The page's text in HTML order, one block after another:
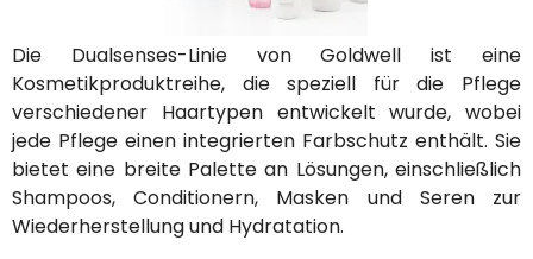
Die Dualsenses-Linie von Goldwell ist eine
Kosmetikproduktreihe, die speziell für die Pflege
verschiedener Haartypen entwickelt wurde, wobei
jede Pflege einen integrierten Farbschutz enthält. Sie
bietet eine breite Palette an Lösungen, einschließlich
Shampoos, Conditionern, Masken und Seren zur
Wiederherstellung und Hydratation.